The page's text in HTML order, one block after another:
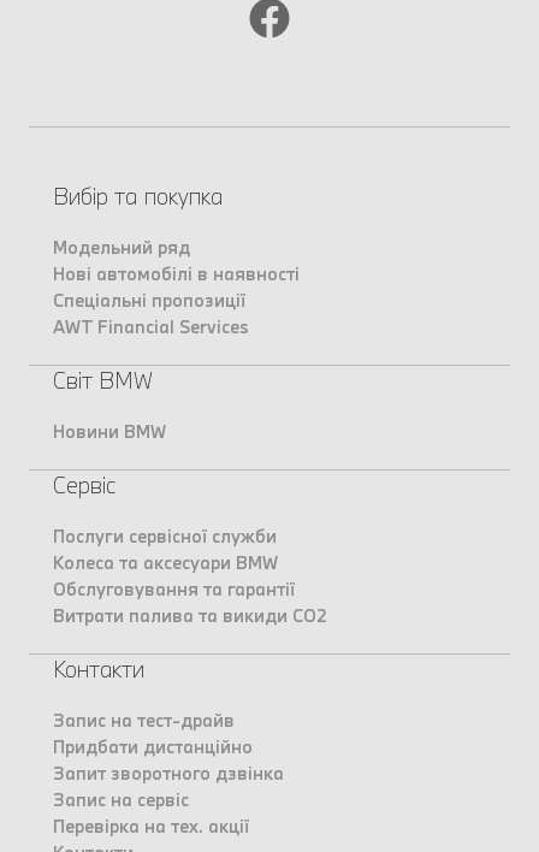
Вибір та покупка
Модельний ряд
Нові автомобілі в наявності
Спеціальні пропозиції
AWT Financial Services
Світ BMW
Новини BMW
Сервіс
Послуги сервісної служби
Колеса та аксесуари BMW
Обслуговування та гарантії
Витрати палива та викиди CO2
Контакти
Запис на тест-драйв
Придбати дистанційно
Запит зворотного дзвінка
Запис на сервіс
Перевірка на тех. акції